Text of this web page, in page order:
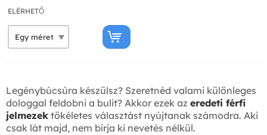
ELÉRHETŐ
Legénybúcsúra készülsz? Szeretnéd valami különleges
dologgal feldobni a bulit? Akkor ezek az eredeti férfi
jelmezek tökéletes választást nyújtanak számodra. Aki
csak lát majd, nem bírja ki nevetés nélkül.